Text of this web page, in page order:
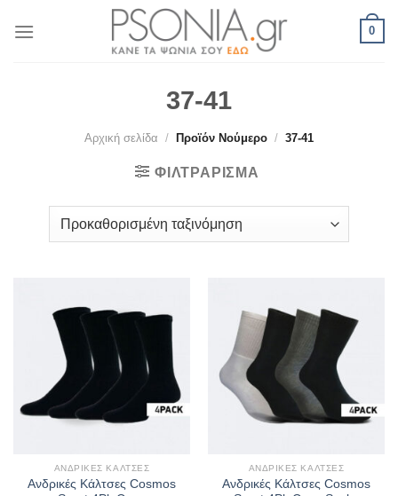
0
37-41
Αρχική σελίδα / Προϊόν Νούμερο / 37-41
ΦΙΛΤΡΆΡΙΣΜΑ
ΑΝΔΡΙΚΈΣ ΚΆΛΤΣΕΣ
Ανδρικές Κάλτσες Cosmos
ΑΝΔΡΙΚΈΣ ΚΆΛΤΣΕΣ
Ανδρικές Κάλτσες Cosmos